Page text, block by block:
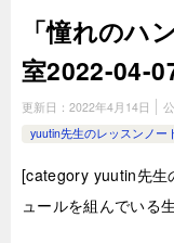
「憧れのハ
室2022-04-
更新日： 2022年4月14日
yuutin先生のレッスンノー
[category yuutin先生
ュールを組んでいる生